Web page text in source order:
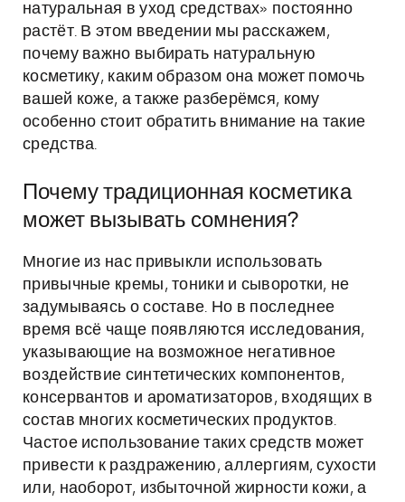
натуральная в уход средствах» постоянно
растёт. В этом введении мы расскажем,
почему важно выбирать натуральную
косметику, каким образом она может помочь
вашей коже, а также разберёмся, кому
особенно стоит обратить внимание на такие
средства.
Почему традиционная косметика
может вызывать сомнения?
Многие из нас привыкли использовать
привычные кремы, тоники и сыворотки, не
задумываясь о составе. Но в последнее
время всё чаще появляются исследования,
указывающие на возможное негативное
воздействие синтетических компонентов,
консервантов и ароматизаторов, входящих в
состав многих косметических продуктов.
Частое использование таких средств может
привести к раздражению, аллергиям, сухости
или, наоборот, избыточной жирности кожи, а